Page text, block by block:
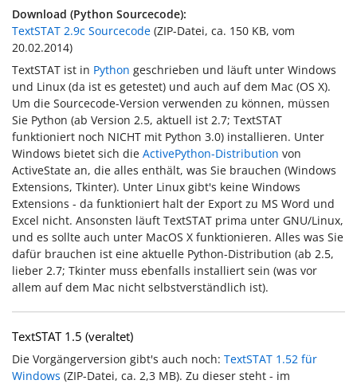
Download (Python Sourcecode):
TextSTAT 2.9c Sourcecode (ZIP-Datei, ca. 150 KB, vom
20.02.2014)
TextSTAT ist in Python geschrieben und läuft unter Windows
und Linux (da ist es getestet) und auch auf dem Mac (OS X).
Um die Sourcecode-Version verwenden zu können, müssen
Sie Python (ab Version 2.5, aktuell ist 2.7; TextSTAT
funktioniert noch NICHT mit Python 3.0) installieren. Unter
Windows bietet sich die ActivePython-Distribution von
ActiveState an, die alles enthält, was Sie brauchen (Windows
Extensions, Tkinter). Unter Linux gibt's keine Windows
Extensions - da funktioniert halt der Export zu MS Word und
Excel nicht. Ansonsten läuft TextSTAT prima unter GNU/Linux,
und es sollte auch unter MacOS X funktionieren. Alles was Sie
dafür brauchen ist eine aktuelle Python-Distribution (ab 2.5,
lieber 2.7; Tkinter muss ebenfalls installiert sein (was vor
allem auf dem Mac nicht selbstverständlich ist).
TextSTAT 1.5 (veraltet)
Die Vorgängerversion gibt's auch noch: TextSTAT 1.52 für
Windows (ZIP-Datei, ca. 2,3 MB). Zu dieser steht - im